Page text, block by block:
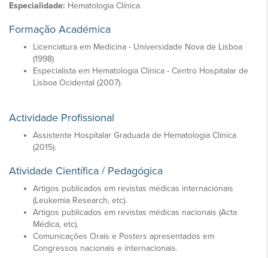
Especialidade: Hematologia Clínica
Formação Académica
Licenciatura em Medicina - Universidade Nova de Lisboa
(1998)
​Especialista em Hematologia Clínica - Centro Hospitalar de
Lisboa Ocidental (2007).
Actividade Profissional
Assistente Hospitalar Graduada de Hematologia Clínica
(2015).
Atividade Científica / Pedagógica
Artigos publicados em revistas médicas internacionais
(Leukemia Research, etc).
Artigos publicados em revistas médicas nacionais (Acta
Médica, etc).
Comunicações Orais e Posters apresentados em
Congressos nacionais e internacionais.